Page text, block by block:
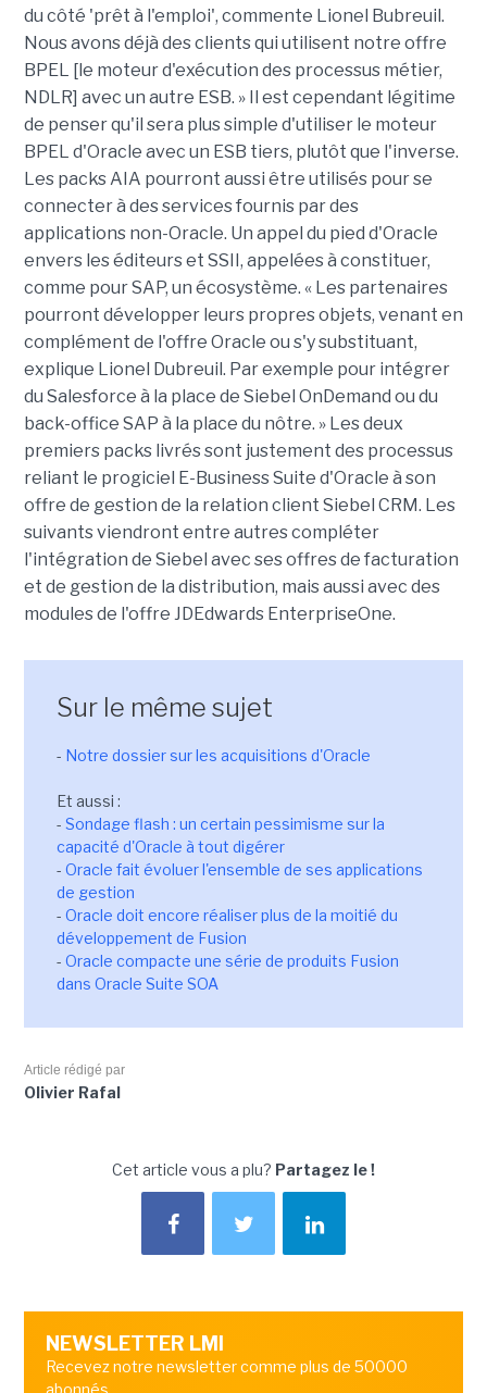
du côté 'prêt à l'emploi', commente Lionel Bubreuil.
Nous avons déjà des clients qui utilisent notre offre
BPEL [le moteur d'exécution des processus métier,
NDLR] avec un autre ESB. » Il est cependant légitime
de penser qu'il sera plus simple d'utiliser le moteur
BPEL d'Oracle avec un ESB tiers, plutôt que l'inverse.
Les packs AIA pourront aussi être utilisés pour se
connecter à des services fournis par des
applications non-Oracle. Un appel du pied d'Oracle
envers les éditeurs et SSII, appelées à constituer,
comme pour SAP, un écosystème. « Les partenaires
pourront développer leurs propres objets, venant en
complément de l'offre Oracle ou s'y substituant,
explique Lionel Dubreuil. Par exemple pour intégrer
du Salesforce à la place de Siebel OnDemand ou du
back-office SAP à la place du nôtre. » Les deux
premiers packs livrés sont justement des processus
reliant le progiciel E-Business Suite d'Oracle à son
offre de gestion de la relation client Siebel CRM. Les
suivants viendront entre autres compléter
l'intégration de Siebel avec ses offres de facturation
et de gestion de la distribution, mais aussi avec des
modules de l'offre JDEdwards EnterpriseOne.
Sur le même sujet
- Notre dossier sur les acquisitions d'Oracle
Et aussi :
- Sondage flash : un certain pessimisme sur la
capacité d'Oracle à tout digérer
- Oracle fait évoluer l'ensemble de ses applications
de gestion
- Oracle doit encore réaliser plus de la moitié du
développement de Fusion
- Oracle compacte une série de produits Fusion
dans Oracle Suite SOA
Article rédigé par
Olivier Rafal
Cet article vous a plu? Partagez le !
NEWSLETTER LMI
Recevez notre newsletter comme plus de 50000
abonnés